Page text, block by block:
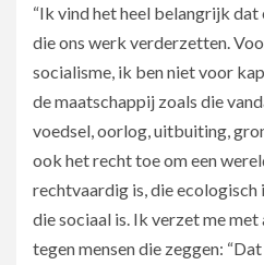
“Ik vind het heel belangrijk
die ons werk verderzetten.
socialisme, ik ben niet voor
de maatschappij zoals die
voedsel, oorlog, uitbuiting,
ook het recht toe om een
rechtvaardig is, die ecologisch
die sociaal is. Ik verzet me
tegen mensen die zeggen: